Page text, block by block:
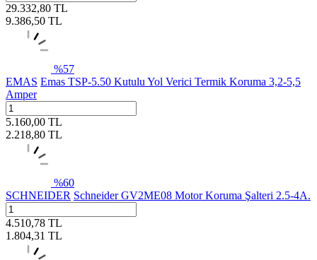
29.332,80 TL
9.386,50 TL
%57
EMAS Emas TSP-5.50 Kutulu Yol Verici Termik Koruma 3,2-5,5
Amper
5.160,00 TL
2.218,80 TL
%60
SCHNEIDER Schneider GV2ME08 Motor Koruma Şalteri 2.5-4A.
4.510,78 TL
1.804,31 TL